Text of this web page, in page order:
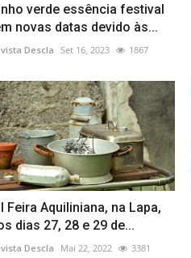
verde essência festival
novas datas devido às...
Descla Set 16, 2023 1867
Feira Aquiliniana, na Lapa,
dias 27, 28 e 29 de...
Descla Mai 22, 2022 3381